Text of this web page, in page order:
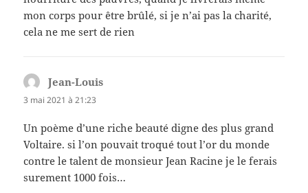
mon corps pour être brûlé, si je n’ai pas la charité,
cela ne me sert de rien
Jean-Louis
3 mai 2021 à 21:23
Un poème d’une riche beauté digne des plus grand
Voltaire. si l’on pouvait troqué tout l’or du monde
contre le talent de monsieur Jean Racine je le ferais
surement 1000 fois…